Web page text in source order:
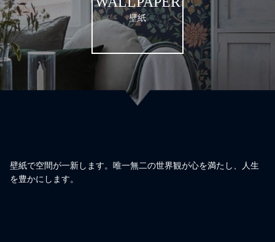
壁紙
壁紙で空間が一新します。唯一無二の世界観が心を満たし、人生
を豊かにします。